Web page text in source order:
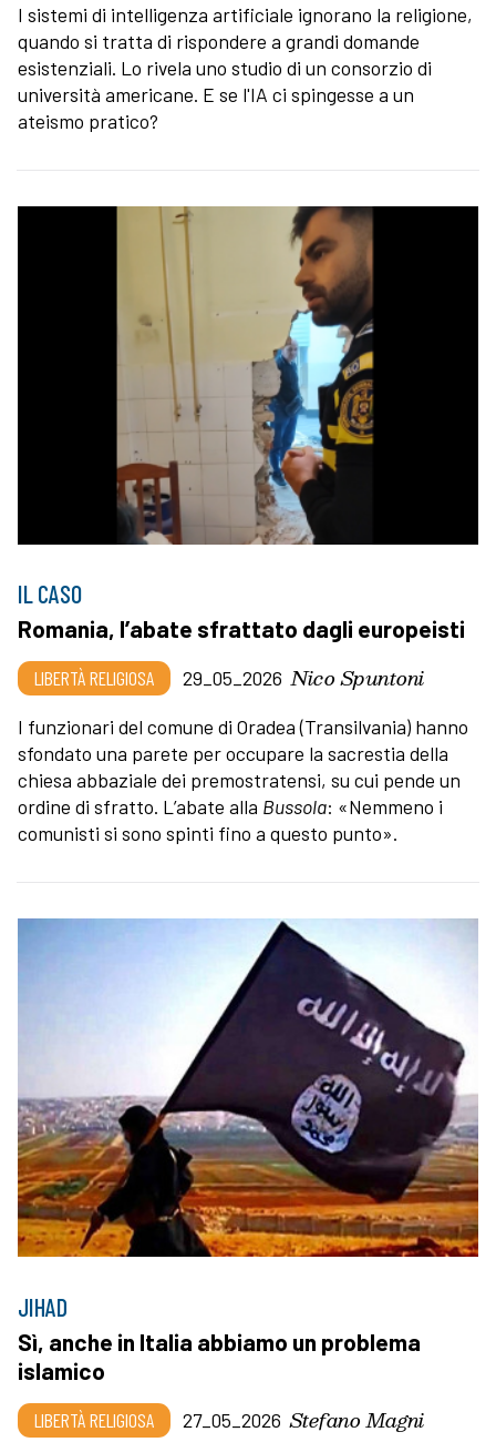
I sistemi di intelligenza artificiale ignorano la religione,
quando si tratta di rispondere a grandi domande
esistenziali. Lo rivela uno studio di un consorzio di
università americane. E se l'IA ci spingesse a un
ateismo pratico?
IL CASO
Romania, l’abate sfrattato dagli europeisti
LIBERTÀ RELIGIOSA 29_05_2026 Nico Spuntoni
I funzionari del comune di Oradea (Transilvania) hanno
sfondato una parete per occupare la sacrestia della
chiesa abbaziale dei premostratensi, su cui pende un
ordine di sfratto. L’abate alla Bussola: «Nemmeno i
comunisti si sono spinti fino a questo punto».
JIHAD
Sì, anche in Italia abbiamo un problema
islamico
LIBERTÀ RELIGIOSA 27_05_2026 Stefano Magni